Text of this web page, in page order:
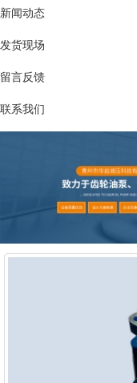
新闻动态
发货现场
留言反馈
联系我们